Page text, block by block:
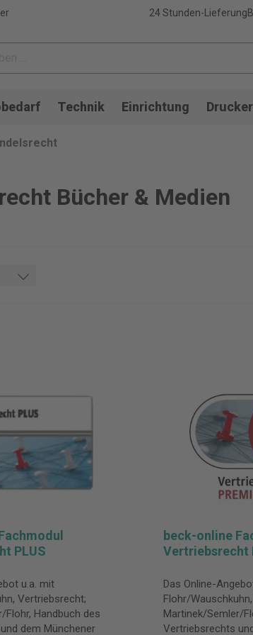
24 Stunden-Lieferung
Technik Einrichtung
Bücher & Medien
PLUS
u.a. mit
Vertriebsrecht;
Flohr, Handbuch des
dem Münchener
beck-online
Vertriebsrecht
Das Online-
Flohr/
Martinek/Semler/
Vertriebsrechts